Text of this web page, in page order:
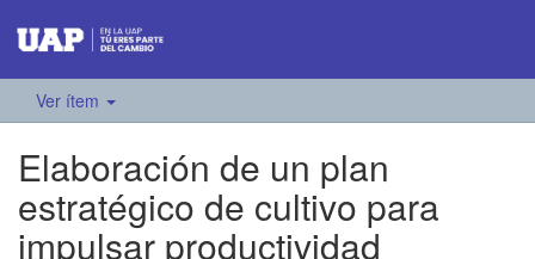
Ver ítem
Elaboración de un plan
estratégico de cultivo para
impulsar productividad